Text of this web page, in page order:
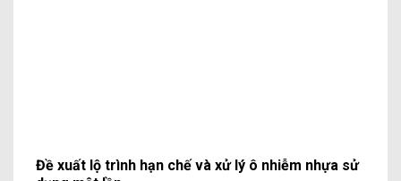
Đề xuất lộ trình hạn chế và xử lý ô nhiễm nhựa sử